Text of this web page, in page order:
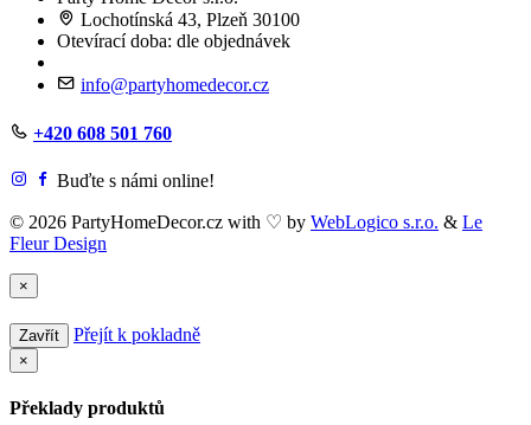
Lochotínská 43, Plzeň 30100
Otevírací doba: dle objednávek
info@partyhomedecor.cz
+420 608 501 760
Buďte s námi online!
© 2026 PartyHomeDecor.cz with ♡ by WebLogico s.r.o. & Le
Fleur Design
×
Zavřít Přejít k pokladně
×
Překlady produktů